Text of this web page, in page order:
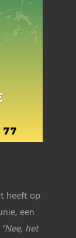
heeft op
een
"Nee, het